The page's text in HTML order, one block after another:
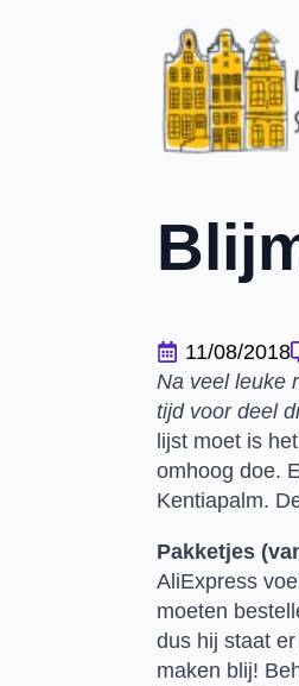
11/08/2018
Na veel leuke
tijd voor deel
lijst moet is
omhoog doe.
Kentiapalm.
Pakketjes
AliExpress
moeten
dus hij staat
maken blij!